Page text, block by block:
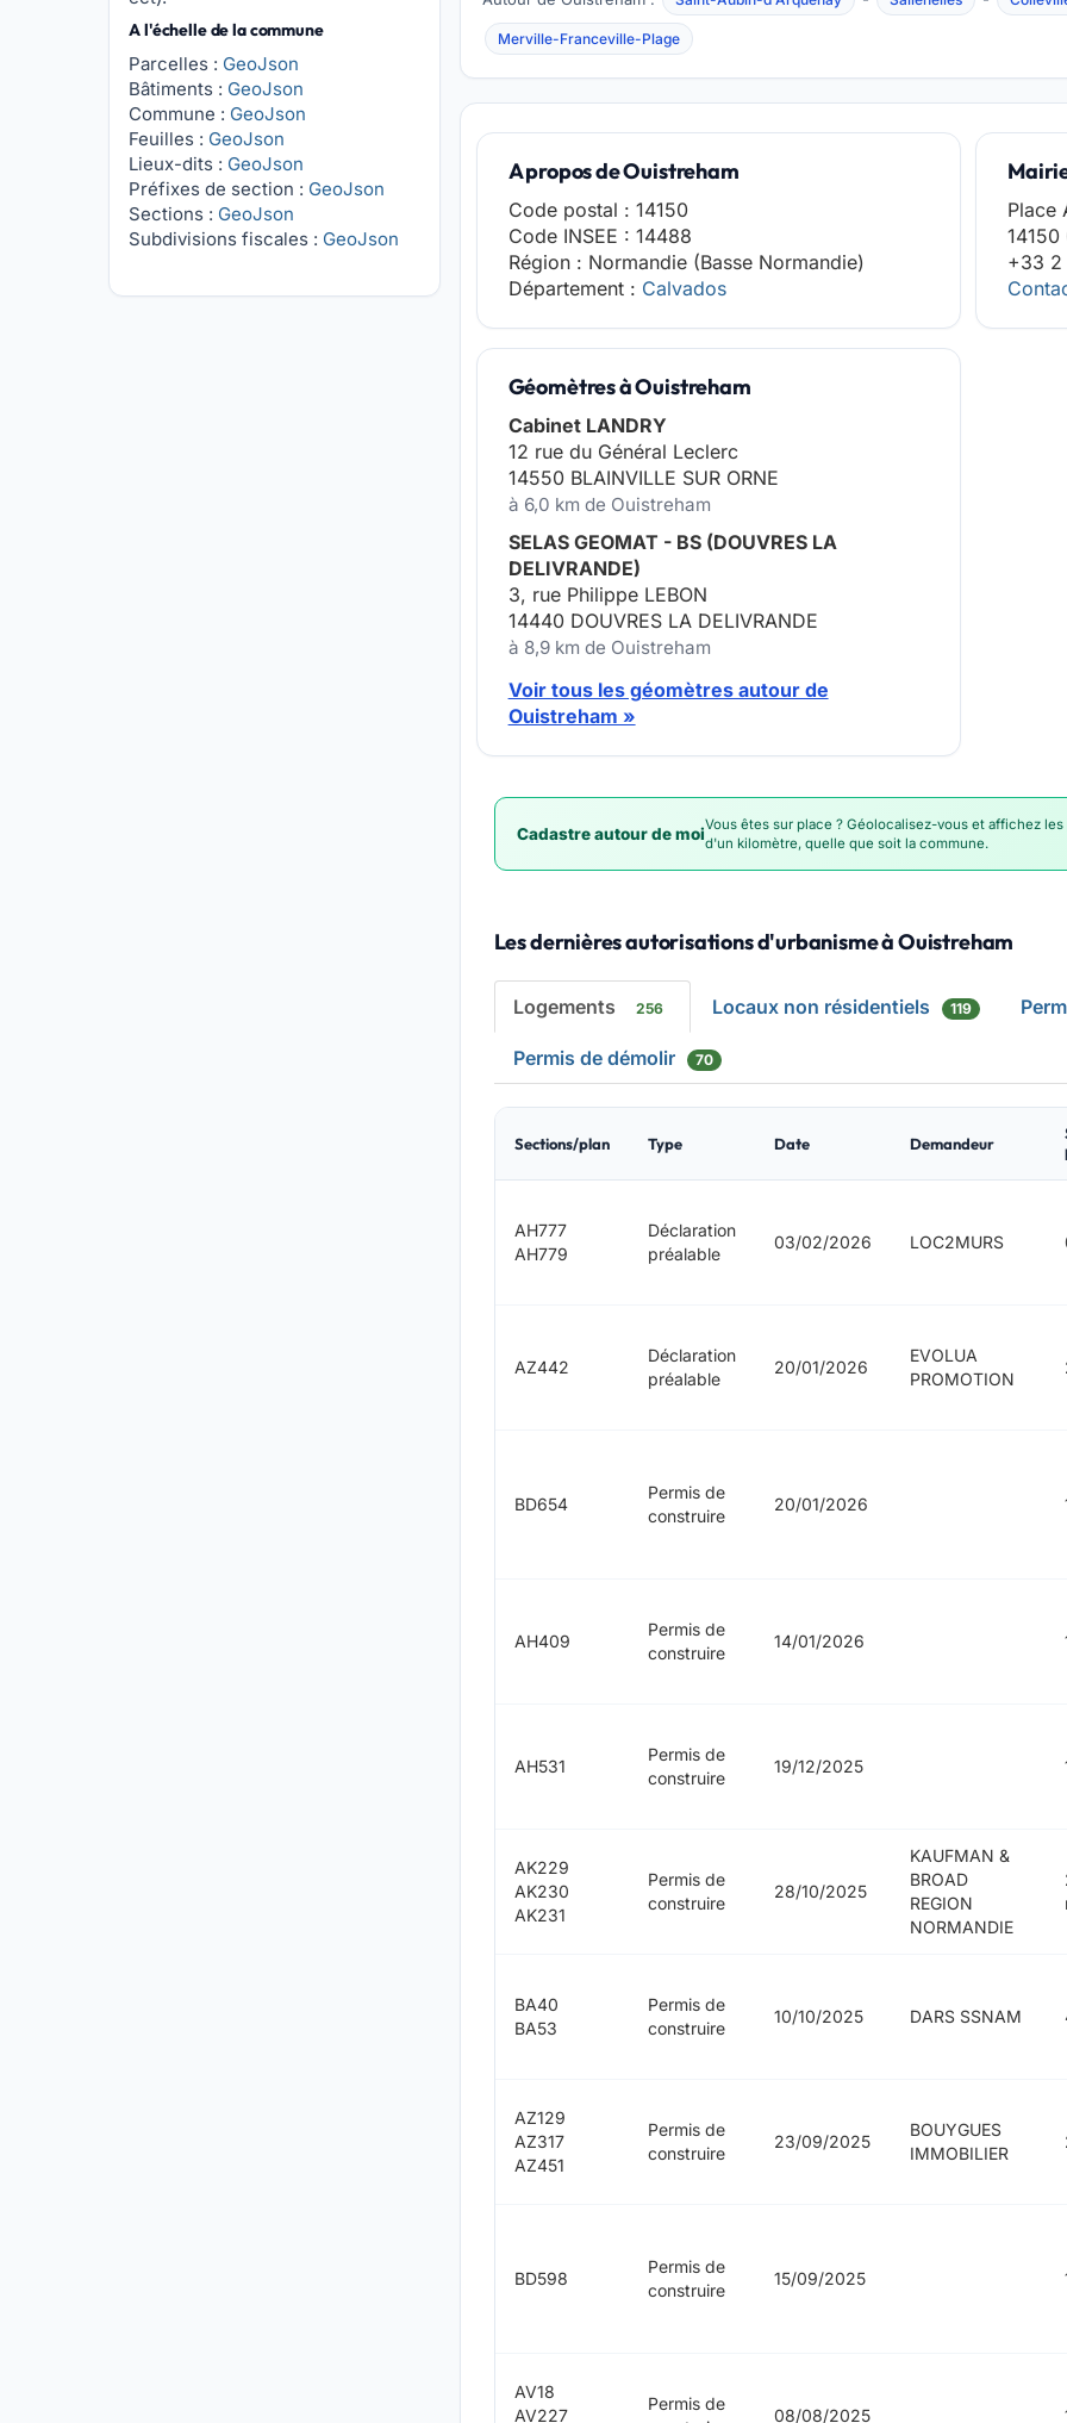
A l'échelle de la commune
Parcelles : GeoJson
Bâtiments : GeoJson
Commune : GeoJson
Feuilles : GeoJson
Lieux-dits : GeoJson
Préfixes de section : GeoJson
Sections : GeoJson
Subdivisions fiscales : GeoJson
Merville-Franceville-Plage
A propos de Ouistreham
Code postal : 14150
Code INSEE : 14488
Région : Normandie (Basse Normandie)
Département : Calvados
Place
14150
+33 2
Géomètres à Ouistreham
Cabinet LANDRY
12 rue du Général Leclerc
14550 BLAINVILLE SUR ORNE
à 6,0 km de Ouistreham
SELAS GEOMAT - BS (DOUVRES LA
DELIVRANDE)
3, rue Philippe LEBON
14440 DOUVRES LA DELIVRANDE
à 8,9 km de Ouistreham
Voir tous les géomètres autour de
Ouistreham »
Cadastre autour de moiVous êtes sur place ? Géolocalisez-vous et affichez
d'un kilomètre, quelle que soit la commune.
Les dernières autorisations d'urbanisme à Ouistreham
Logements 256 Locaux non résidentiels 119
Permis de démolir 70
Sections/plan Type Date Demandeur
AH777
AH779
Déclaration
préalable
03/02/2026 LOC2MURS
AZ442
Déclaration
préalable
20/01/2026
EVOLUA
PROMOTION
BD654
Permis de
construire
20/01/2026
AH409
Permis de
construire
14/01/2026
AH531
Permis de
construire
19/12/2025
AK229
AK230
AK231
Permis de
construire
28/10/2025
KAUFMAN &
BROAD
REGION
NORMANDIE
BA40
BA53
Permis de
construire
10/10/2025 DARS SSNAM
AZ129
AZ317
AZ451
Permis de
construire
23/09/2025
BOUYGUES
IMMOBILIER
BD598
Permis de
construire
15/09/2025
AV18
AV227
Permis de
08/08/2025